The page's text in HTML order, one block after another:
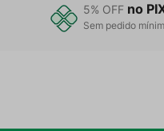
5% OFF no
Sem pedido